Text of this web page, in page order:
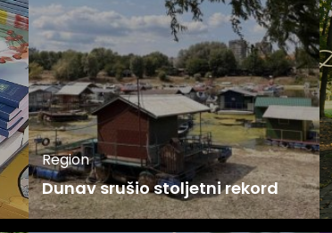
Region
Dunav srušio stoljetni rekord